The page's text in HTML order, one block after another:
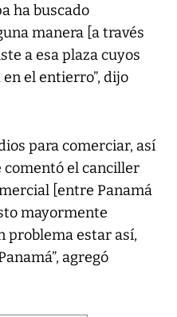
ha buscado
manera [a través
a esa plaza cuyos
el entierro”, dijo
para comerciar, así
el canciller
[entre Panamá
mayormente
problema estar así,
agregó